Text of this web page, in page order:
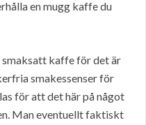
en mugg kaffe du
kaffe för det är
smakessenser för
för att det här på något
Man eventuellt faktiskt